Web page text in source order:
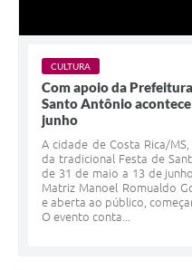
CULTURA
Com apoio da
Santo Antônio
junho
A cidade de Costa Rica/
da tradicional Festa de
de 31 de maio a 13 de
Matriz Manoel Romualdo
e aberta ao público,
O evento conta...